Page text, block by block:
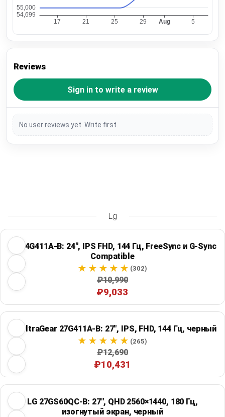
Reviews
Sign in to write a review
No user reviews yet. Write first.
Lg
LG 24G411A-B: 24", IPS FHD, 144 Гц, FreeSync и G-Sync
Compatible
(302)
₽10,990
₽9,033
LG UltraGear 27G411A-B: 27", IPS, FHD, 144 Гц, черный
(265)
₽12,690
₽10,431
LG 27GS60QC-B: 27", QHD 2560×1440, 180 Гц,
изогнутый экран, черный